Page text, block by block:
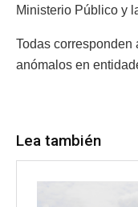
Ministerio Público y
Todas corresponden
anómalos en
Lea también